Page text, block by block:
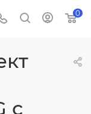
0
с